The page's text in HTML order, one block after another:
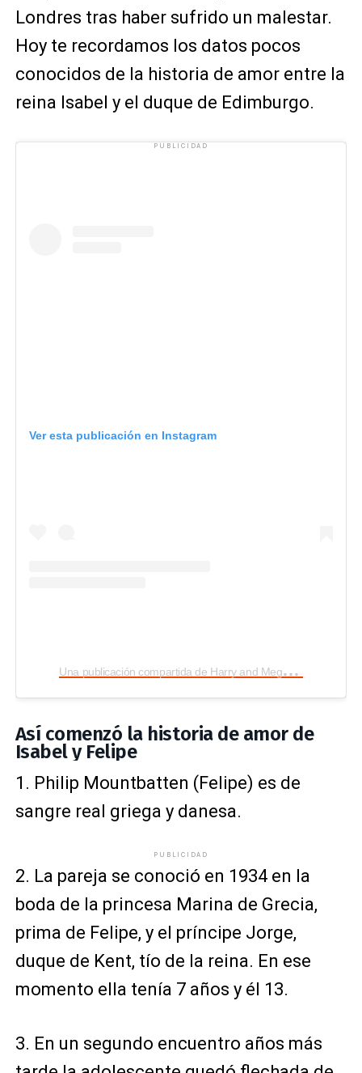
Londres tras haber sufrido un malestar.
Hoy te recordamos los datos pocos
conocidos de la historia de amor entre la
reina Isabel y el duque de Edimburgo.
PUBLICIDAD
Ver esta publicación en Instagram
U
na publicación compartida de Harry and Meghan (FAN ACCOUNT) (@royalsussexwindsors.__)
Así comenzó la historia de amor de
Isabel y Felipe
1. Philip Mountbatten (Felipe) es de
sangre real griega y danesa.
PUBLICIDAD
2. La pareja se conoció en 1934 en la
boda de la princesa Marina de Grecia,
prima de Felipe, y el príncipe Jorge,
duque de Kent, tío de la reina. En ese
momento ella tenía 7 años y él 13.
3. En un segundo encuentro años más